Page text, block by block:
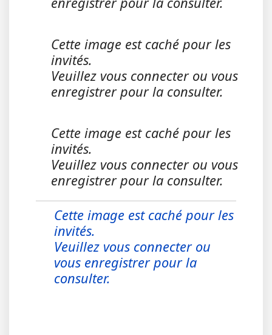
Cette image est caché pour les
invités.
Veuillez vous connecter ou vous
enregistrer pour la consulter.
Cette image est caché pour les
invités.
Veuillez vous connecter ou vous
enregistrer pour la consulter.
Cette image est caché pour les
invités.
Veuillez vous connecter ou
vous enregistrer pour la
consulter.